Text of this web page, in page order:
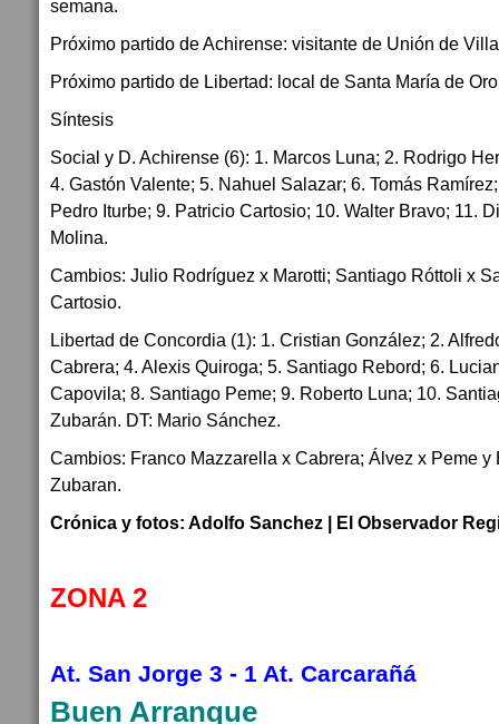
semana.
Próximo partido de Achirense: visitante de Unión de
Próximo partido de Libertad: local de Santa María de Oro
Síntesis
Social y D. Achirense (6): 1. Marcos Luna; 2. Rodrigo
4. Gastón Valente; 5. Nahuel Salazar; 6. Tomás
Pedro Iturbe; 9. Patricio Cartosio; 10. Walter Bravo; 11.
Molina.
Cambios: Julio Rodríguez x Marotti; Santiago Róttoli x
Cartosio.
Libertad de Concordia (1): 1. Cristian González; 2.
Cabrera; 4. Alexis Quiroga; 5. Santiago Rebord; 6.
Capovila; 8. Santiago Peme; 9. Roberto Luna; 10.
Zubarán. DT: Mario Sánchez.
Cambios: Franco Mazzarella x Cabrera; Álvez x Peme y
Zubaran.
Crónica y fotos: Adolfo Sanchez | El Observador
ZONA 2
At. San Jorge 3 - 1 At. Carcarañá
Buen Arranque